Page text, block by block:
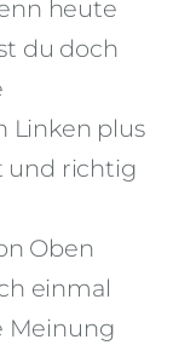
heute
du doch
Linken plus
und richtig
Oben
einmal
Meinung